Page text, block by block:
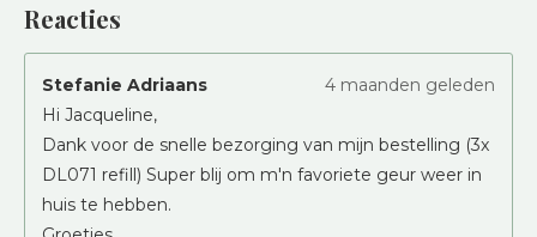
Reacties
Stefanie Adriaans
4 maanden geleden
Hi Jacqueline,
Dank voor de snelle bezorging van mijn bestelling (3x
DL071 refill) Super blij om m'n favoriete geur weer in
huis te hebben.